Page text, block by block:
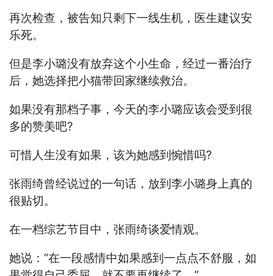
再次检查，被告知只剩下一线生机，医生建议安
乐死。
但是李小璐没有放弃这个小生命，经过一番治疗
后，她选择把小猫带回家继续救治。
如果没有那档子事，今天的李小璐应该会受到很
多的赞美吧?
可惜人生没有如果，该为她感到惋惜吗?
张雨绮曾经说过的一句话，放到李小璐身上真的
很贴切。
在一档综艺节目中，张雨绮谈爱情观。
她说：“在一段感情中如果感到一点点不舒服，如